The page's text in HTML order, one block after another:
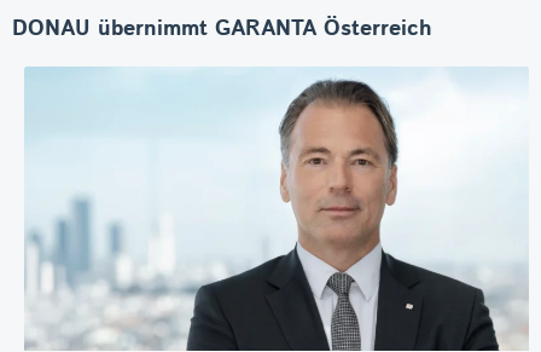
DONAU übernimmt GARANTA Österreich